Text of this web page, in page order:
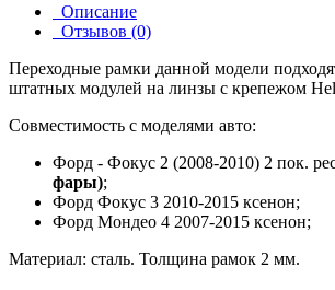
Описание
Отзывов (0)
Переходные рамки данной модели
штатных модулей на линзы с крепежом
Совместимость с моделями авто:
Форд - Фокус 2 (2008-2010) 2 пок.
фары);
Форд Фокус 3 2010-2015 ксенон;
Форд Мондео 4 2007-2015 ксенон;
Материал: сталь. Толщина рамок 2 мм.